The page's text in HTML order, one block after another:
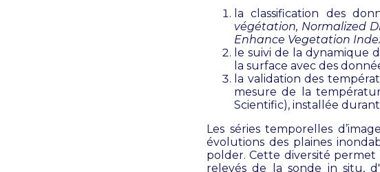
la classification des
végétation, Normalized
Enhance Vegetation
le suivi de la dynamique
la surface avec des
la validation des
mesure de la
Scientific), installée
Les séries temporelles
évolutions des plaines
polder. Cette diversité permet
relevés de la sonde in situ,